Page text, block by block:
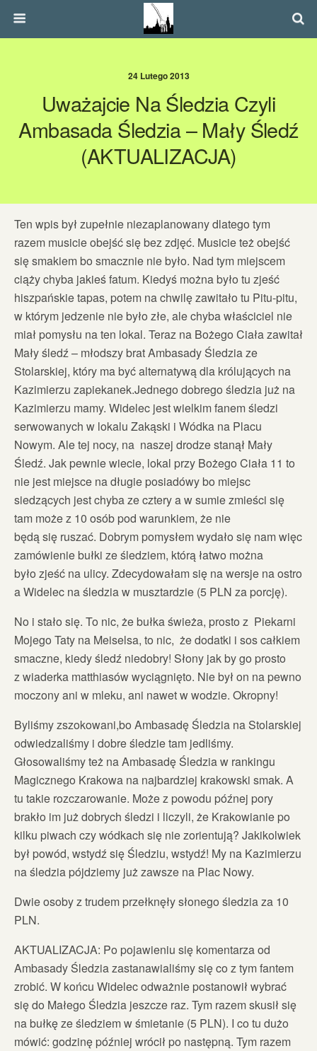
24 Lutego 2013
Uważajcie Na Śledzia Czyli
Ambasada Śledzia – Mały Śledź
(AKTUALIZACJA)
Ten wpis był zupełnie niezaplanowany dlatego tym
razem musicie obejść się bez zdjęć. Musicie też obejść
się smakiem bo smacznie nie było. Nad tym miejscem
ciąży chyba jakieś fatum. Kiedyś można było tu zjeść
hiszpańskie tapas, potem na chwilę zawitało tu Pitu-pitu,
w którym jedzenie nie było złe, ale chyba właściciel nie
miał pomysłu na ten lokal. Teraz na Bożego Ciała zawitał
Mały śledź – młodszy brat Ambasady Śledzia ze
Stolarskiej, który ma być alternatywą dla królujących na
Kazimierzu zapiekanek.Jednego dobrego śledzia już na
Kazimierzu mamy. Widelec jest wielkim fanem śledzi
serwowanych w lokalu Zakąski i Wódka na Placu
Nowym. Ale tej nocy, na naszej drodze stanął Mały
Śledź. Jak pewnie wiecie, lokal przy Bożego Ciała 11 to
nie jest miejsce na długie posiadówy bo miejsc
siedzących jest chyba ze cztery a w sumie zmieści się
tam może z 10 osób pod warunkiem, że nie
będą się ruszać. Dobrym pomysłem wydało się nam więc
zamówienie bułki ze śledziem, którą łatwo można
było zjeść na ulicy. Zdecydowałam się na wersje na ostro
a Widelec na śledzia w musztardzie (5 PLN za porcję).
No i stało się. To nic, że bułka świeża, prosto z Piekarni
Mojego Taty na Meiselsa, to nic, że dodatki i sos całkiem
smaczne, kiedy śledź niedobry! Słony jak by go prosto
z wiaderka matthiasów wyciągnięto. Nie był on na pewno
moczony ani w mleku, ani nawet w wodzie. Okropny!
Byliśmy zszokowani,bo Ambasadę Śledzia na Stolarskiej
odwiedzaliśmy i dobre śledzie tam jedliśmy.
Głosowaliśmy też na Ambasadę Śledzia w rankingu
Magicznego Krakowa na najbardziej krakowski smak. A
tu takie rozczarowanie. Może z powodu późnej pory
brakło im już dobrych śledzi i liczyli, że Krakowianie po
kilku piwach czy wódkach się nie zorientują? Jakikolwiek
był powód, wstydź się Śledziu, wstydź! My na Kazimierzu
na śledzia pójdziemy już zawsze na Plac Nowy.
Dwie osoby z trudem przełknęły słonego śledzia za 10
PLN.
AKTUALIZACJA: Po pojawieniu się komentarza od
Ambasady Śledzia zastanawialiśmy się co z tym fantem
zrobić. W końcu Widelec odważnie postanowił wybrać
się do Małego Śledzia jeszcze raz. Tym razem skusił się
na bułkę ze śledziem w śmietanie (5 PLN). I co tu dużo
mówić: godzinę później wrócił po następną. Tym razem